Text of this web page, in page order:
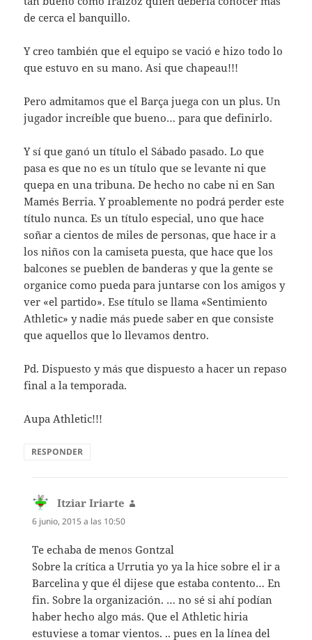
de cerca el banquillo.
Y creo también que el equipo se vació e hizo todo lo
que estuvo en su mano. Asi que chapeau!!!
Pero admitamos que el Barça juega con un plus. Un
jugador increíble que bueno… para que definirlo.
Y sí que ganó un título el Sábado pasado. Lo que
pasa es que no es un título que se levante ni que
quepa en una tribuna. De hecho no cabe ni en San
Mamés Berria. Y proablemente no podrá perder este
título nunca. Es un título especial, uno que hace
soñar a cientos de miles de personas, que hace ir a
los niños con la camiseta puesta, que hace que los
balcones se pueblen de banderas y que la gente se
organice como pueda para juntarse con los amigos y
ver «el partido». Ese título se llama «Sentimiento
Athletic» y nadie más puede saber en que consiste
que aquellos que lo llevamos dentro.
Pd. Dispuesto y más que dispuesto a hacer un repaso
final a la temporada.
Aupa Athletic!!!
RESPONDER
Itziar Iriarte
6 junio, 2015 a las 10:50
Te echaba de menos Gontzal
Sobre la crítica a Urrutia yo ya la hice sobre el ir a
Barcelina y que él dijese que estaba contento… En
fin. Sobre la organización. … no sé si ahí podían
haber hecho algo más. Que el Athletic hiria
estuviese a tomar vientos. .. pues en la línea del